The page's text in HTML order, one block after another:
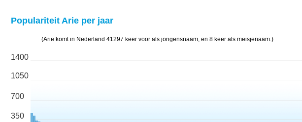
Populariteit Arie per jaar
(Arie komt in Nederland 41297 keer voor als jongensnaam, en 8 keer als meisjenaam.)
1400
1050
700
350